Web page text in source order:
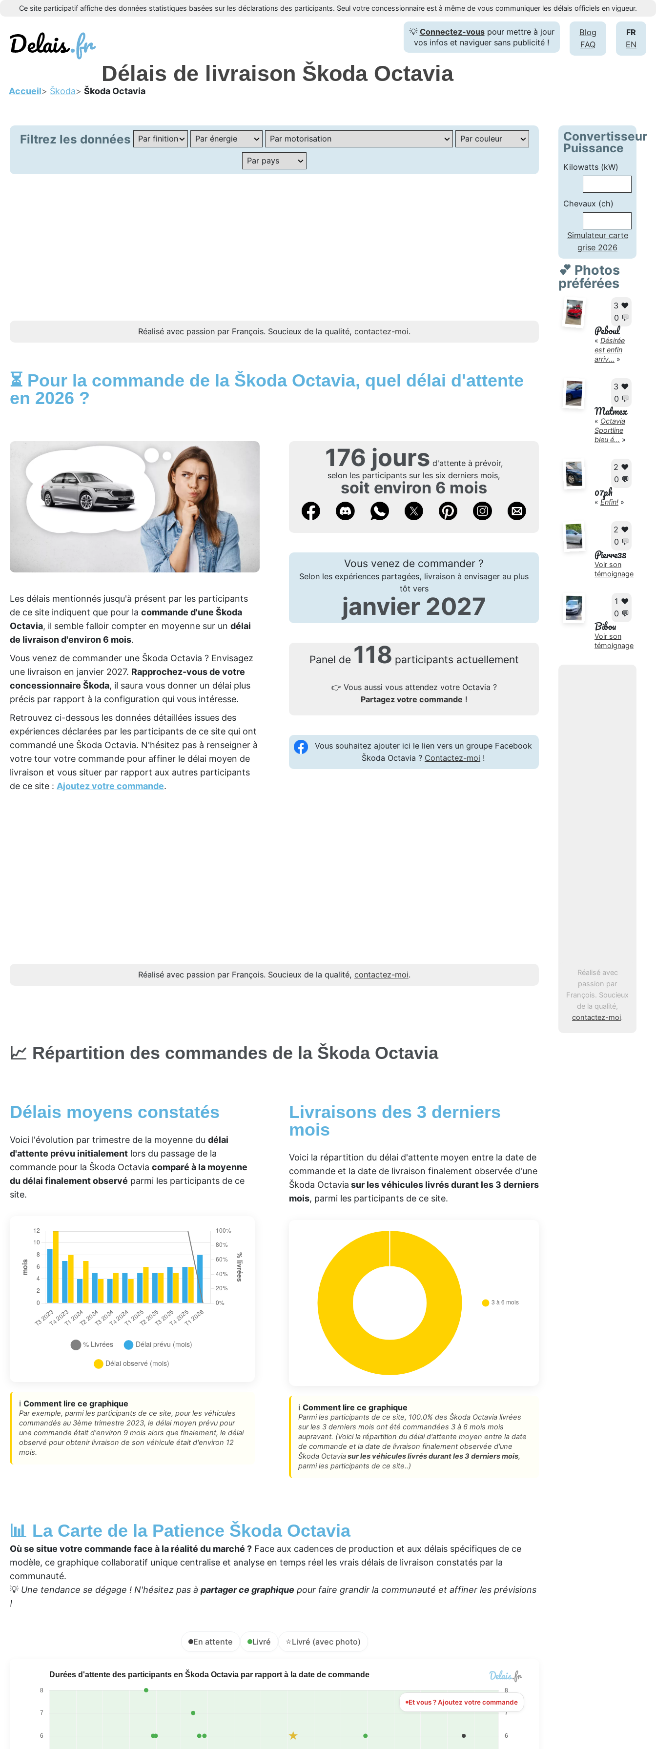
Ce site participatif affiche des données statistiques basées sur les déclarations des participants. Seul votre concessionnaire est à même de vous communiquer les délais officiels en vigueur.
FR
EN
Blog
FAQ
💡 Connectez-vouspour mettre à jour
vos infos et naviguer sans publicité !
Délais de livraison Škoda Octavia
Accueil Škoda Škoda Octavia
Convertisseur
Puissance
Kilowatts (kW)
Chevaux (ch)
Simulateur carte
grise 2026
💕 Photos
préférées
3 ❤️
0 💬
Peboul
« Désirée
est enfin
arriv... »
3 ❤️
0 💬
Matmex
« Octavia
Sportline
bleu é... »
2 ❤️
0 💬
07ph
« Enfin! »
2 ❤️
0 💬
Pierre38
Voir son
témoignage
1 ❤️
0 💬
Bibou
Voir son
témoignage
Réalisé avec
passion par
François. Soucieux
de la qualité,
contactez-moi.
Filtrez les données
Réalisé avec passion par François. Soucieux de la qualité, contactez-moi.
⏳ Pour la commande de la Škoda Octavia, quel délai d'attente
en 2026 ?
Les délais mentionnés jusqu'à présent par les participants
de ce site indiquent que pour la commande d'une Škoda
Octavia, il semble falloir compter en moyenne sur un délai
de livraison d'environ 6 mois.
Vous venez de commander une Škoda Octavia ? Envisagez
une livraison en janvier 2027. Rapprochez-vous de votre
concessionnaire Škoda, il saura vous donner un délai plus
précis par rapport à la configuration qui vous intéresse.
Retrouvez ci-dessous les données détaillées issues des
expériences déclarées par les participants de ce site qui ont
commandé une Škoda Octavia. N'hésitez pas à renseigner à
votre tour votre commande pour affiner le délai moyen de
livraison et vous situer par rapport aux autres participants
de ce site : Ajoutez votre commande.
176 jours d'attente à prévoir,
selon les participants sur les six derniers mois,
soit environ 6 mois
Vous venez de commander ?
Selon les expériences partagées, livraison à envisager au plus
tôt vers
janvier 2027
Panel de 118 participants actuellement
👉 Vous aussi vous attendez votre Octavia ?
Partagez votre commande !
Vous souhaitez ajouter ici le lien vers un groupe Facebook
Škoda Octavia ? Contactez-moi !
Réalisé avec passion par François. Soucieux de la qualité, contactez-moi.
📈 Répartition des commandes de la Škoda Octavia
Délais moyens constatés
Voici l'évolution par trimestre de la moyenne du délai
d'attente prévu initialement lors du passage de la
commande pour la Škoda Octavia comparé à la moyenne
du délai finalement observé parmi les participants de ce
site.
ℹ️ Comment lire ce graphique
Par exemple, parmi les participants de ce site, pour les véhicules
commandés au 3ème trimestre 2023, le délai moyen prévu pour
une commande était d'environ 9 mois alors que finalement, le délai
observé pour obtenir livraison de son véhicule était d'environ 12
mois.
Livraisons des 3 derniers
mois
Voici la répartition du délai d'attente moyen entre la date de
commande et la date de livraison finalement observée d'une
Škoda Octavia sur les véhicules livrés durant les 3 derniers
mois, parmi les participants de ce site.
ℹ️ Comment lire ce graphique
Parmi les participants de ce site, 100.0% des Škoda Octavia livrées
sur les 3 derniers mois ont été commandées 3 à 6 mois mois
aupravant. (Voici la répartition du délai d'attente moyen entre la date
de commande et la date de livraison finalement observée d'une
Škoda Octaviasur les véhicules livrés durant les 3 derniers mois,
parmi les participants de ce site..)
📊 La Carte de la Patience Škoda Octavia
Où se situe votre commande face à la réalité du marché ? Face aux cadences de production et aux délais spécifiques de ce
modèle, ce graphique collaboratif unique centralise et analyse en temps réel les vrais délais de livraison constatés par la
communauté.
💡 Une tendance se dégage ! N'hésitez pas à partager ce graphique pour faire grandir la communauté et affiner les prévisions
!
En attente Livré ⭐Livré (avec photo)
Et vous ? Ajoutez votre commande
Durées d'attente des participants en Škoda Octavia par rapport à la date de commande
6
7
8
6
7
8